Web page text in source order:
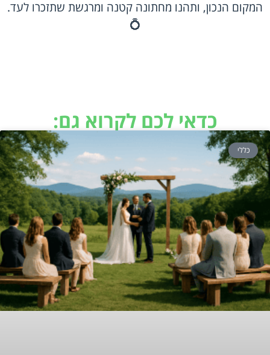
המקום הנכון, ותהנו מחתונה קטנה ומרגשת שתזכרו לעד.
💍
כדאי לכם לקרוא גם:
כללי